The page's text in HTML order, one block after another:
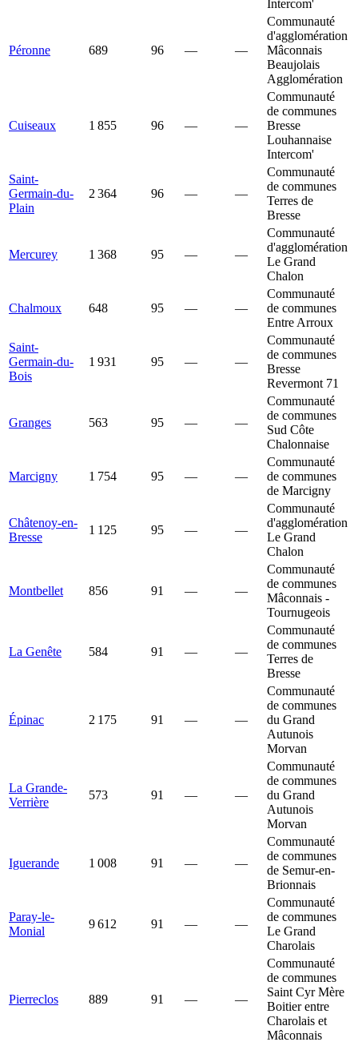
Intercom'
Péronne 689 96 — —
Communauté
d'agglomération
Mâconnais
Beaujolais
Agglomération
Cuiseaux 1 855 96 — —
Communauté
de communes
Bresse
Louhannaise
Intercom'
Saint-
Germain-du-
Plain
2 364 96 — —
Communauté
de communes
Terres de
Bresse
Mercurey 1 368 95 — —
Communauté
d'agglomération
Le Grand
Chalon
Chalmoux 648 95 — —
Communauté
de communes
Entre Arroux
Saint-
Germain-du-
Bois
1 931 95 — —
Communauté
de communes
Bresse
Revermont 71
Granges 563 95 — —
Communauté
de communes
Sud Côte
Chalonnaise
Marcigny 1 754 95 — —
Communauté
de communes
de Marcigny
Châtenoy-en-
Bresse
1 125 95 — —
Communauté
d'agglomération
Le Grand
Chalon
Montbellet 856 91 — —
Communauté
de communes
Mâconnais -
Tournugeois
La Genête 584 91 — —
Communauté
de communes
Terres de
Bresse
Épinac 2 175 91 — —
Communauté
de communes
du Grand
Autunois
Morvan
La Grande-
Verrière
573 91 — —
Communauté
de communes
du Grand
Autunois
Morvan
Iguerande 1 008 91 — —
Communauté
de communes
de Semur-en-
Brionnais
Paray-le-
Monial
9 612 91 — —
Communauté
de communes
Le Grand
Charolais
Pierreclos 889 91 — —
Communauté
de communes
Saint Cyr Mère
Boitier entre
Charolais et
Mâconnais